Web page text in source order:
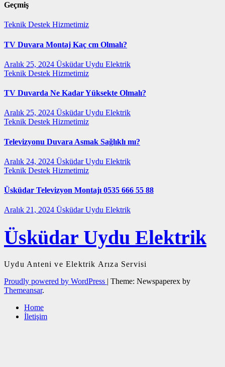
Geçmiş
Teknik Destek Hizmetimiz
TV Duvara Montaj Kaç cm Olmalı?
Aralık 25, 2024 Üsküdar Uydu Elektrik
Teknik Destek Hizmetimiz
TV Duvarda Ne Kadar Yüksekte Olmalı?
Aralık 25, 2024 Üsküdar Uydu Elektrik
Teknik Destek Hizmetimiz
Televizyonu Duvara Asmak Sağlıklı mı?
Aralık 24, 2024 Üsküdar Uydu Elektrik
Teknik Destek Hizmetimiz
Üsküdar Televizyon Montajı 0535 666 55 88
Aralık 21, 2024 Üsküdar Uydu Elektrik
Üsküdar Uydu Elektrik
Uydu Anteni ve Elektrik Arıza Servisi
Proudly powered by WordPress | Theme: Newspaperex by
Themeansar.
Home
İletişim